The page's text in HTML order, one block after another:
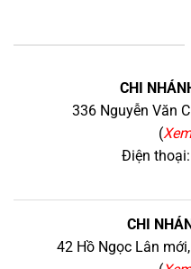
CHI
336 Nguyễn Văn
(
Điện thoại:
CHI
42 Hồ Ngọc Lân